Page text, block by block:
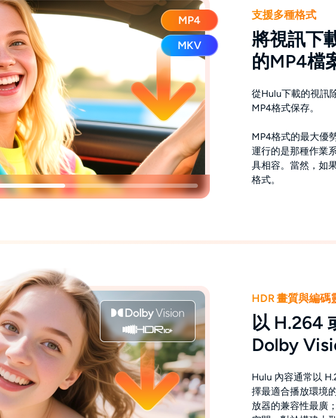
支援多種格式
將視訊下
的MP4檔
從Hulu下載的視訊
MP4格式保存。
MP4格式的最大優
運行的是那種作業
具相容。當然，如
格式。
HDR 畫質與編碼
以 H.264
Dolby
Hulu 內容通常以
擇最適合播放環境
放器的兼容性最廣